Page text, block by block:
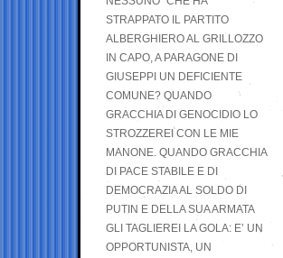
STRAPPATO IL PARTITO
ALBERGHIERO AL GRILLOZZO
IN CAPO, A PARAGONE DI
GIUSEPPI UN DEFICIENTE
COMUNE? QUANDO
GRACCHIA DI GENOCIDIO LO
STROZZEREI CON LE MIE
MANONE. QUANDO GRACCHIA
DI PACE STABILE E DI
DEMOCRAZIA AL SOLDO DI
PUTIN E DELLA SUA ARMATA
GLI TAGLIEREI LA GOLA: E’ UN
OPPORTUNISTA, UN